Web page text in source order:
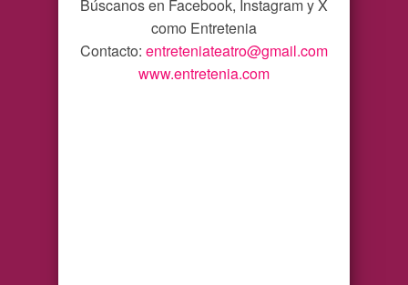
Búscanos en Facebook, Instagram y X
como Entretenia
Contacto: entreteniateatro@gmail.com
www.entretenia.com